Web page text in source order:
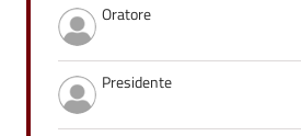
Oratore
Presidente